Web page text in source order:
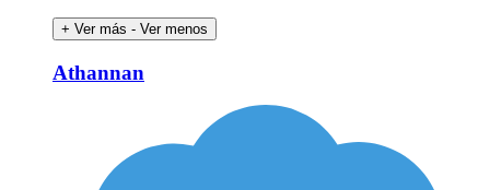
+ Ver más - Ver menos
Athannan